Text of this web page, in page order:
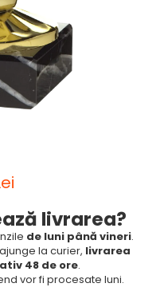
livrarea?
de luni până vineri.
la curier, livrarea
48 de ore.
vor fi procesate luni.